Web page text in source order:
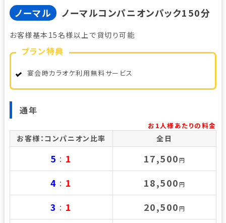
ノーマル ノーマルコンパニオンパック150分
お客様基本15名様以上で貸切り可能
プラン特典
宴会時カラオケ利用無料サービス
通年
お1人様あたりの料金
お客様：コンパニオン比率 全日
5 ： 1 17,500円
4 ： 1 18,500円
3 ： 1 20,500円